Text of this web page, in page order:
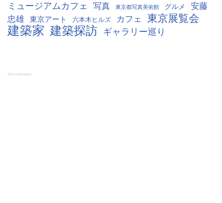
ミュージアムカフェ 写真 東京都写真美術館 グルメ
安藤
忠雄
東京アート 六本木ヒルズ カフェ 東京展覧会
建築家 建築探訪 ギャラリー巡り
Advertisement